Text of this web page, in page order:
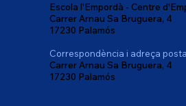
Escola l'Empordà - Centre
Carrer Arnau Sa Bruguera, 4
17230 Palamós
Correspondència i adreça
Carrer Arnau Sa Bruguera, 4
17230 Palamós